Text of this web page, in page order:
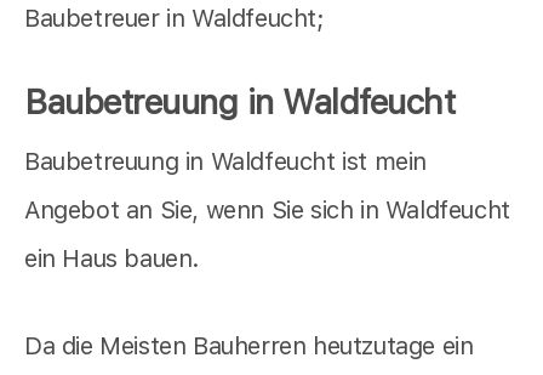
Baubetreuer in Waldfeucht;
Baubetreuung in Waldfeucht
Baubetreuung in Waldfeucht ist mein
Angebot an Sie, wenn Sie sich in Waldfeucht
ein Haus bauen.
Da die Meisten Bauherren heutzutage ein